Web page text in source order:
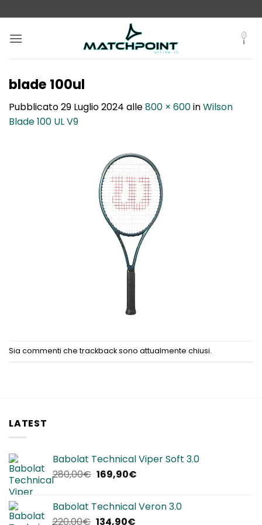
ai
contenuti
blade 100ul
Pubblicato29 Luglio 2024 alle800 × 600inWilson
Blade 100 UL V9
Sia commenti che trackback sono attualmente chiusi.
LATEST
Babolat Technical Viper Soft 3.0
280,00€ Il
era:
169,90€Il
è:
Babolat Technical Veron 3.0
220,00€ Il
134,90€Il